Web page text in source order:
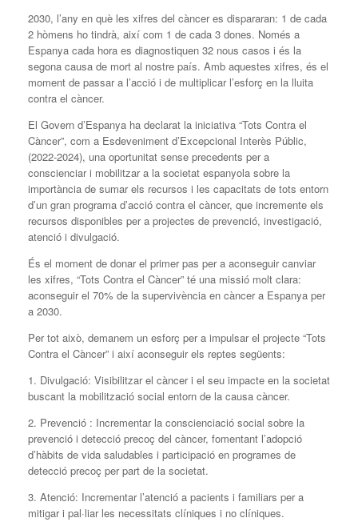
2030, l’any en què les xifres del càncer es dispararan: 1 de cada
2 hòmens ho tindrà, així com 1 de cada 3 dones. Només a
Espanya cada hora es diagnostiquen 32 nous casos i és la
segona causa de mort al nostre país. Amb aquestes xifres, és el
moment de passar a l’acció i de multiplicar l’esforç en la lluita
contra el càncer.
El Govern d’Espanya ha declarat la iniciativa “Tots Contra el
Càncer”, com a Esdeveniment d’Excepcional Interès Públic,
(2022-2024), una oportunitat sense precedents per a
conscienciar i mobilitzar a la societat espanyola sobre la
importància de sumar els recursos i les capacitats de tots entorn
d’un gran programa d’acció contra el càncer, que incremente els
recursos disponibles per a projectes de prevenció, investigació,
atenció i divulgació.
És el moment de donar el primer pas per a aconseguir canviar
les xifres, “Tots Contra el Càncer” té una missió molt clara:
aconseguir el 70% de la supervivència en càncer a Espanya per
a 2030.
Per tot això, demanem un esforç per a impulsar el projecte “Tots
Contra el Càncer” i així aconseguir els reptes següents:
1. Divulgació: Visibilitzar el càncer i el seu impacte en la societat
buscant la mobilització social entorn de la causa càncer.
2. Prevenció : Incrementar la conscienciació social sobre la
prevenció i detecció precoç del càncer, fomentant l’adopció
d’hàbits de vida saludables i participació en programes de
detecció precoç per part de la societat.
3. Atenció: Incrementar l’atenció a pacients i familiars per a
mitigar i pal·liar les necessitats clíniques i no clíniques.